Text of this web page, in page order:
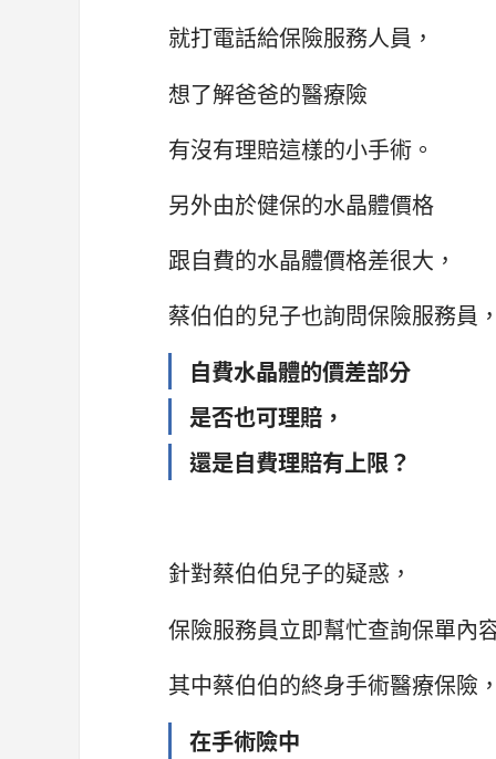
就打電話給保險服務人員，
想了解爸爸的醫療險
有沒有理賠這樣的小手術。
另外由於健保的水晶體價格
跟自費的水晶體價格差很大，
蔡伯伯的兒子也詢問保險服務員，
自費水晶體的價差部分
是否也可理賠，
還是自費理賠有上限？
針對蔡伯伯兒子的疑惑，
保險服務員立即幫忙查詢保單內
其中蔡伯伯的終身手術醫療保險，
在手術險中